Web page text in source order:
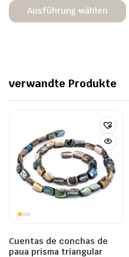
Ausführung wählen
verwandte Produkte
Cuentas de conchas de
paua prisma triangular